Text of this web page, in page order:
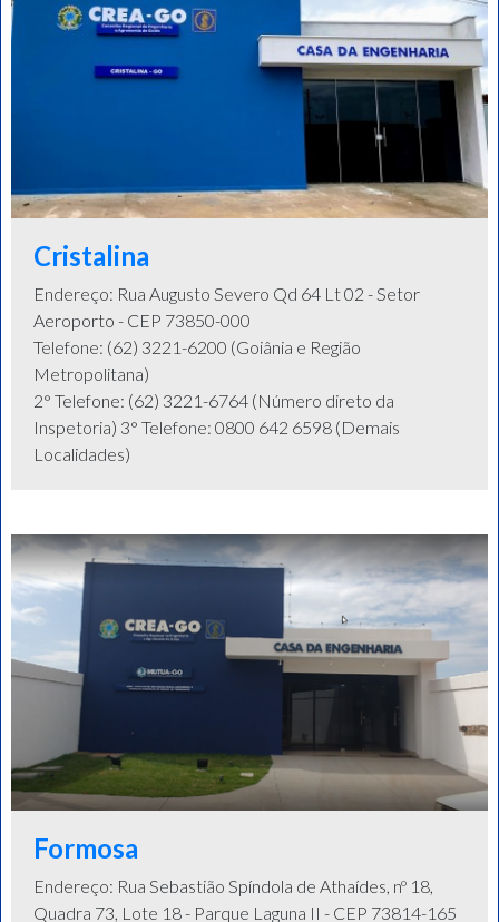
Cristalina
Endereço: Rua Augusto Severo Qd 64 Lt 02 - Setor
Aeroporto - CEP 73850-000
Telefone: (62) 3221-6200 (Goiânia e Região
Metropolitana)
2° Telefone: (62) 3221-6764 (Número direto da
Inspetoria) 3° Telefone: 0800 642 6598 (Demais
Localidades)
Formosa
Endereço: Rua Sebastião Spíndola de Athaídes, nº 18,
Quadra 73, Lote 18 - Parque Laguna II - CEP 73814-165